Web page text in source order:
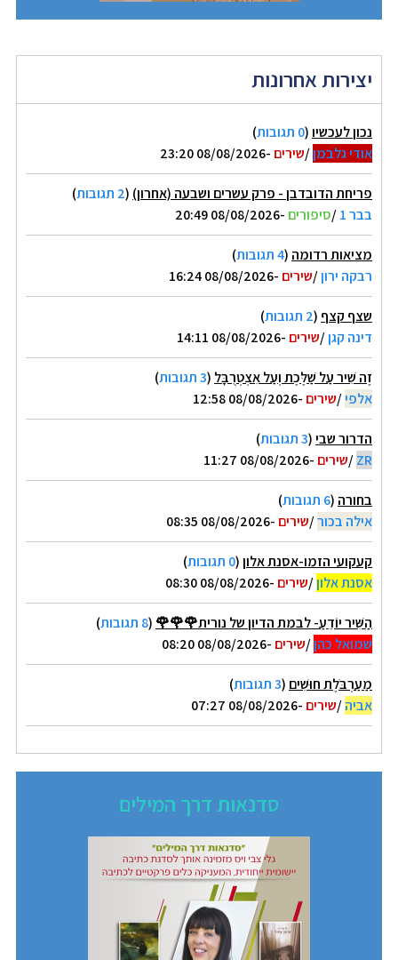
יצירות אחרונות
נכון לעכשיו(0 תגובות
)
אודי גלבמן/שירים -08/08/2026 23:20
פריחת הדובדבן - פרק עשרים ושבעה (אחרון) (2 תגובות
)
בבר 1
/סיפורים -08/08/2026 20:49
מציאות רדומה (4 תגובות
)
רבקה ירון/שירים -08/08/2026 16:24
שצף קצף (2 תגובות
)
דינה קגן/שירים -08/08/2026 14:11
זֶה שִׁיר עַל שַׁלֶּכֶת וְעַל אִצְטְרֻבָּל (3 תגובות
)
אלפי/שירים -08/08/2026 12:58
הדרור שבי(3 תגובות
)
ZR
/שירים -08/08/2026 11:27
בחורה (6 תגובות
)
אילה בכור/שירים -08/08/2026 08:35
קעקועי הזמו-אסנת אלון(0 תגובות
)
אסנת אלון/שירים -08/08/2026 08:30
הַשִּׁיר יוֹדֵעַ- לבמת הדיון של נורית🌹🌹🌹 (8 תגובות
)
שמואל כהן/שירים -08/08/2026 08:20
מַעַרְבֹּלֶת חוּשִׁים (3 תגובות
)
אביה/שירים -08/08/2026 07:27
סדנאות דרך המילים